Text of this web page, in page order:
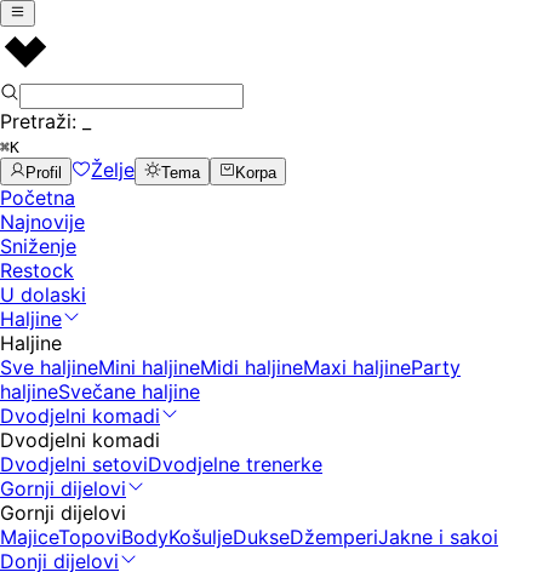
Pretraži:
⌘K
Profil
Želje Tema Korpa
Početna
Najnovije
Sniženje
Restock
U dolaski
Haljine
Haljine
Sve haljineMini haljineMidi haljineMaxi haljineParty
haljineSvečane haljine
Dvodjelni komadi
Dvodjelni komadi
Dvodjelni setoviDvodjelne trenerke
Gornji dijelovi
Gornji dijelovi
MajiceTopoviBodyKošuljeDukseDžemperiJakne i sakoi
Donji dijelovi